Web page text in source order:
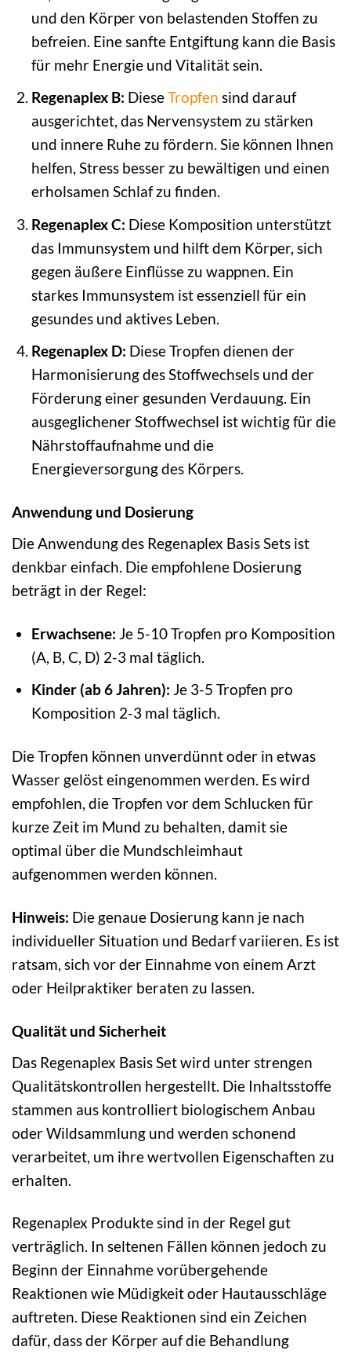
und den Körper von belastenden Stoffen zu
befreien. Eine sanfte Entgiftung kann die Basis
für mehr Energie und Vitalität sein.
Regenaplex B: DieseTropfen sind darauf
ausgerichtet, das Nervensystem zu stärken
und innere Ruhe zu fördern. Sie können Ihnen
helfen, Stress besser zu bewältigen und einen
erholsamen Schlaf zu finden.
Regenaplex C: Diese Komposition unterstützt
das Immunsystem und hilft dem Körper, sich
gegen äußere Einflüsse zu wappnen. Ein
starkes Immunsystem ist essenziell für ein
gesundes und aktives Leben.
Regenaplex D: Diese Tropfen dienen der
Harmonisierung des Stoffwechsels und der
Förderung einer gesunden Verdauung. Ein
ausgeglichener Stoffwechsel ist wichtig für die
Nährstoffaufnahme und die
Energieversorgung des Körpers.
Anwendung und Dosierung
Die Anwendung des Regenaplex Basis Sets ist
denkbar einfach. Die empfohlene Dosierung
beträgt in der Regel:
Erwachsene: Je 5-10 Tropfen pro Komposition
(A, B, C, D) 2-3 mal täglich.
Kinder (ab 6 Jahren): Je 3-5 Tropfen pro
Komposition 2-3 mal täglich.
Die Tropfen können unverdünnt oder in etwas
Wasser gelöst eingenommen werden. Es wird
empfohlen, die Tropfen vor dem Schlucken für
kurze Zeit im Mund zu behalten, damit sie
optimal über die Mundschleimhaut
aufgenommen werden können.
Hinweis: Die genaue Dosierung kann je nach
individueller Situation und Bedarf variieren. Es ist
ratsam, sich vor der Einnahme von einem Arzt
oder Heilpraktiker beraten zu lassen.
Qualität und Sicherheit
Das Regenaplex Basis Set wird unter strengen
Qualitätskontrollen hergestellt. Die Inhaltsstoffe
stammen aus kontrolliert biologischem Anbau
oder Wildsammlung und werden schonend
verarbeitet, um ihre wertvollen Eigenschaften zu
erhalten.
Regenaplex Produkte sind in der Regel gut
verträglich. In seltenen Fällen können jedoch zu
Beginn der Einnahme vorübergehende
Reaktionen wie Müdigkeit oder Hautausschläge
auftreten. Diese Reaktionen sind ein Zeichen
dafür, dass der Körper auf die Behandlung